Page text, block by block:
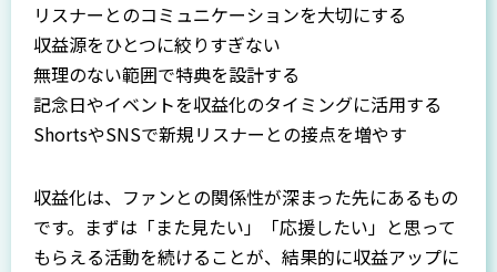
リスナーとのコミュニケーションを大切にする
収益源をひとつに絞りすぎない
無理のない範囲で特典を設計する
記念日やイベントを収益化のタイミングに活用する
ShortsやSNSで新規リスナーとの接点を増やす
収益化は、ファンとの関係性が深まった先にあるもの
です。まずは「また見たい」「応援したい」と思って
もらえる活動を続けることが、結果的に収益アップに